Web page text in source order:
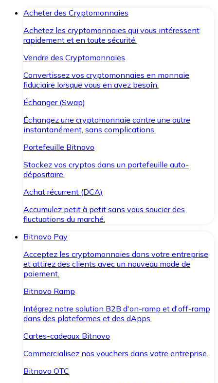
Acheter des Cryptomonnaies
Achetez les cryptomonnaies qui vous intéressent
rapidement et en toute sécurité.
Vendre des Cryptomonnaies
Convertissez vos cryptomonnaies en monnaie
fiduciaire lorsque vous en avez besoin.
Échanger (Swap)
Échangez une cryptomonnaie contre une autre
instantanément, sans complications.
Portefeuille Bitnovo
Stockez vos cryptos dans un portefeuille auto-
dépositaire.
Achat récurrent (DCA)
Accumulez petit à petit sans vous soucier des
fluctuations du marché.
Bitnovo Pay
Acceptez les cryptomonnaies dans votre entreprise
et attirez des clients avec un nouveau mode de
paiement.
Bitnovo Ramp
Intégrez notre solution B2B d'on-ramp et d'off-ramp
dans des plateformes et des dApps.
Cartes-cadeaux Bitnovo
Commercialisez nos vouchers dans votre entreprise.
Bitnovo OTC